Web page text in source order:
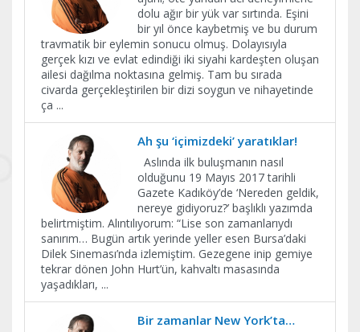
dolu ağır bir yük var sırtında. Eşini
bir yıl önce kaybetmiş ve bu durum
travmatik bir eylemin sonucu olmuş. Dolayısıyla
gerçek kızı ve evlat edindiği iki siyahi kardeşten oluşan
ailesi dağılma noktasına gelmiş. Tam bu sırada
civarda gerçekleştirilen bir dizi soygun ve nihayetinde
ça ...
Ah şu ‘içimizdeki’ yaratıklar!
Aslında ilk buluşmanın nasıl
olduğunu 19 Mayıs 2017 tarihli
Gazete Kadıköy’de ‘Nereden geldik,
nereye gidiyoruz?’ başlıklı yazımda
belirtmiştim. Alıntılıyorum: “Lise son zamanlarıydı
sanırım… Bugün artık yerinde yeller esen Bursa’daki
Dilek Sineması’nda izlemiştim. Gezegene inip gemiye
tekrar dönen John Hurt’ün, kahvaltı masasında
yaşadıkları, ...
Bir zamanlar New York’ta…